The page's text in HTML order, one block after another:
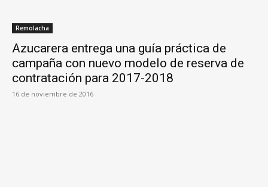
Remolacha
Azucarera entrega una guía práctica de
campaña con nuevo modelo de reserva de
contratación para 2017-2018
16 de noviembre de 2016